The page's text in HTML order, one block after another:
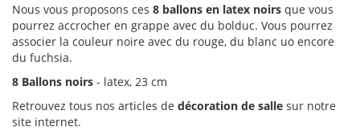
Nous vous proposons ces 8 ballons en latex noirs que vous
pourrez accrocher en grappe avec du bolduc. Vous pourrez
associer la couleur noire avec du rouge, du blanc uo encore
du fuchsia.
8 Ballons noirs - latex, 23 cm
Retrouvez tous nos articles de décoration de salle sur notre
site internet.